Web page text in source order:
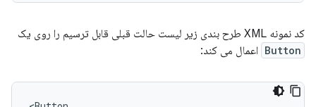
کد نمونه XML طرح بندی زیر لیست حالت قبلی قابل ترسیم را روی یک
Button اعمال می کند: